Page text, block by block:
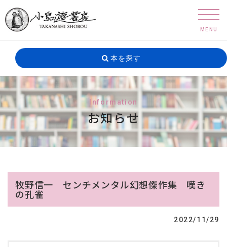
本を探す
Information
お知らせ
牧野信一 センチメンタル幻想傑作集 嘆き
の孔雀
2022/11/29
MENU